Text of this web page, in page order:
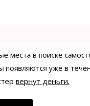
места в поиске
появляются уже в
вернут деньги.